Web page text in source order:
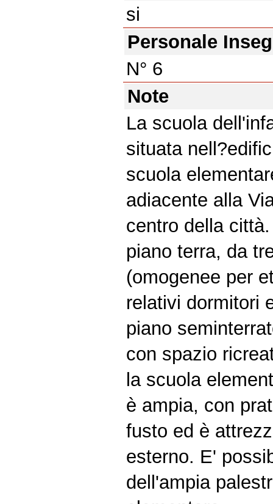
si
Personale
N° 6
Note
La scuola
situata
scuola
adiacente alla
centro della
piano terra, da
(omogenee per
relativi dormitori
piano
con spazio
la scuola
è ampia, con
fusto ed è
esterno. E'
dell'ampia